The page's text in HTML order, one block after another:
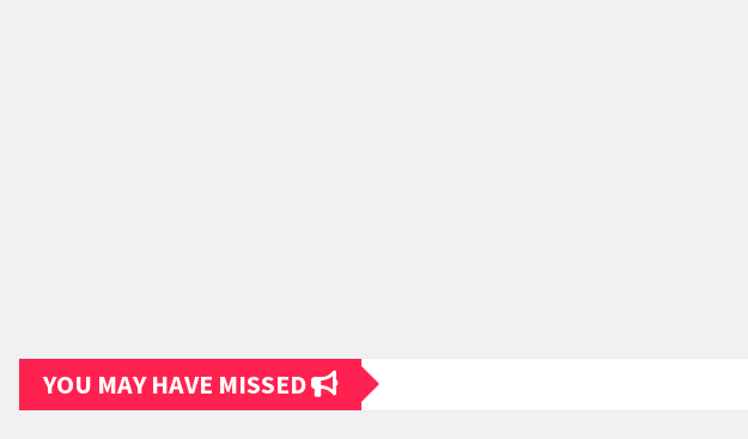
YOU MAY HAVE MISSED